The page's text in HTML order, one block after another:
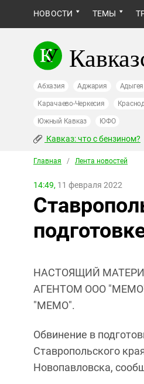
НОВОСТИ ТЕМЫ
Абхазия Аджария Адыгея
Карачаево-Черкесия
Южный Кавказ ЮФО
Кавказ: что с бензином?
Главная / Лента новостей
14:49, 11 февраля 2022
НАСТОЯЩИЙ
АГЕНТОМ ООО
"МЕМО".
Обвинение в
Ставропольского
Новопавловска,